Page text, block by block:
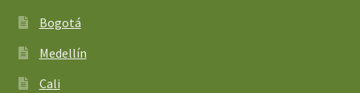
Bogotá
Medellín
Cali